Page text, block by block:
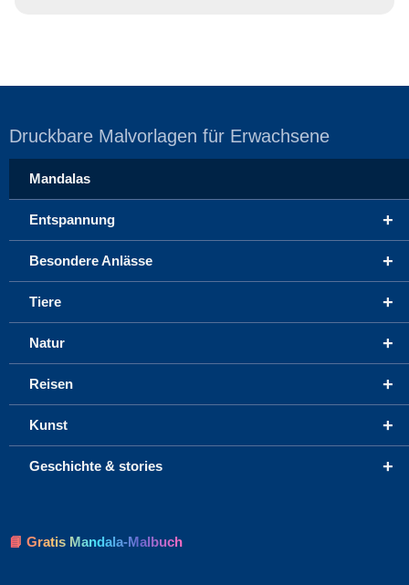
Druckbare Malvorlagen für Erwachsene
Mandalas
+
Entspannung
+
Besondere Anlässe
+
Tiere
+
Natur
+
Reisen
+
Kunst
+
Geschichte & stories
📘 Gratis Mandala-Malbuch